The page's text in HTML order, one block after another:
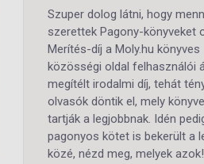
Szuper dolog látni, hogy
szerettek Pagony-könyveket
Merítés-díj a Moly.hu könyves
közösségi oldal felhasználói
megítélt irodalmi díj, tehát
olvasók döntik el, mely
tartják a legjobbnak. Idén
pagonyos kötet is bekerült a
közé, nézd meg, melyek azok!